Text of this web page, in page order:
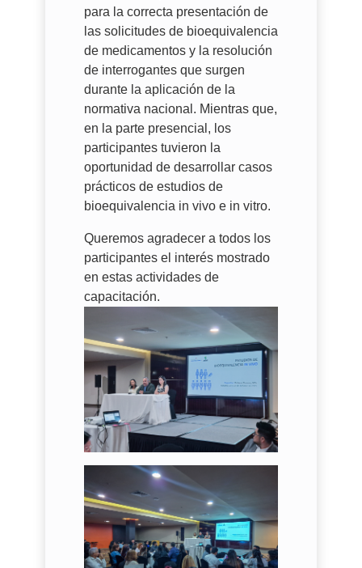
para la correcta presentación de
las solicitudes de bioequivalencia
de medicamentos y la resolución
de interrogantes que surgen
durante la aplicación de la
normativa nacional. Mientras que,
en la parte presencial, los
participantes tuvieron la
oportunidad de desarrollar casos
prácticos de estudios de
bioequivalencia in vivo e in vitro.
Queremos agradecer a todos los
participantes el interés mostrado
en estas actividades de
capacitación.